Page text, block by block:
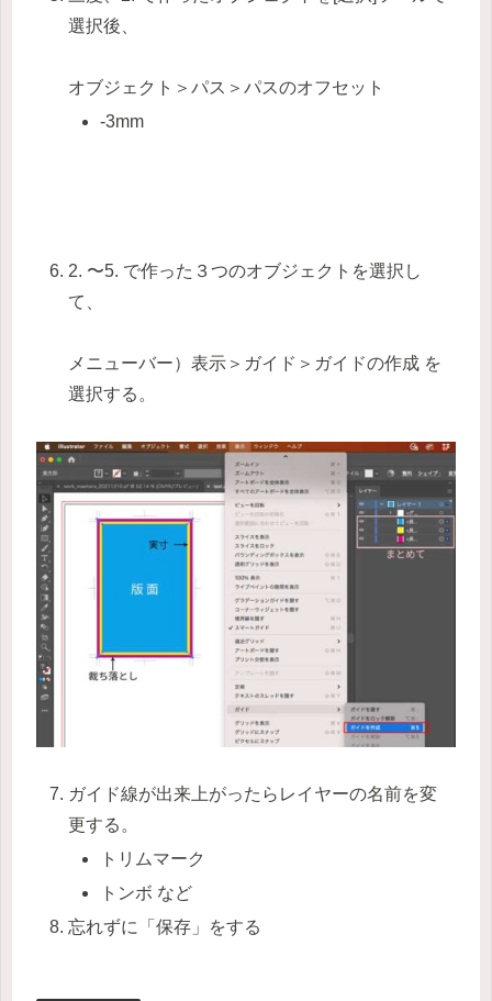
選択後、
オブジェクト＞パス＞パスのオフセット
-3mm
2. 〜5. で作った３つのオブジェクトを選択し
て、
メニューバー）表示＞ガイド＞ガイドの作成 を
選択する。
ガイド線が出来上がったらレイヤーの名前を変
更する。
トリムマーク
トンボ など
忘れずに「保存」をする